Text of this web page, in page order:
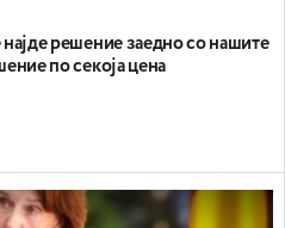
решение заедно со нашите
по секоја цена